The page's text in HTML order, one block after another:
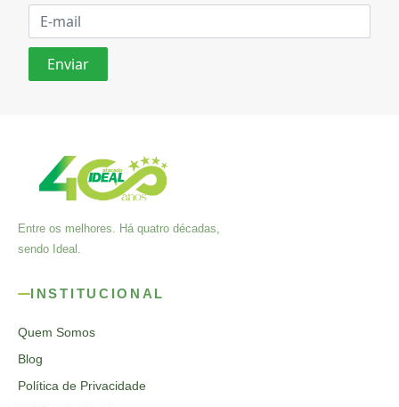
Entre os melhores. Há quatro décadas,
sendo Ideal.
INSTITUCIONAL
Quem Somos
Blog
Política de Privacidade